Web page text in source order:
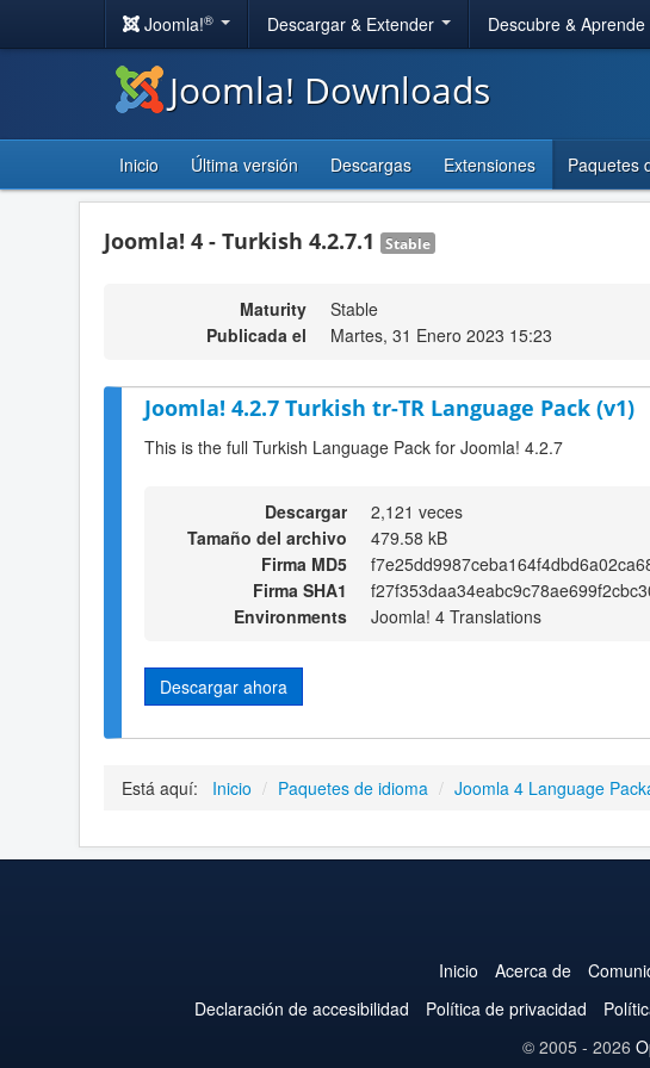
Joomla!® Descargar & Extender Descubre & Aprende
Joomla! Downloads
Inicio Última versión Descargas Extensiones Paquetes
Joomla! 4 - Turkish 4.2.7.1 Stable
Maturity
Stable
Publicada el
Martes, 31 Enero 2023 15:23
Joomla! 4.2.7 Turkish tr-TR Language Pack (v1)
This is the full Turkish Language Pack for Joomla! 4.2.7
Descargar
2,121 veces
Tamaño del archivo
479.58 kB
Firma MD5
Firma SHA1
Environments
Joomla! 4 Translations
Descargar ahora
Está aquí: Inicio / Paquetes de idioma / Joomla 4 Language
Inicio Acerca de
Declaración de accesibilidad
Política de privacidad
© 2005 - 2026